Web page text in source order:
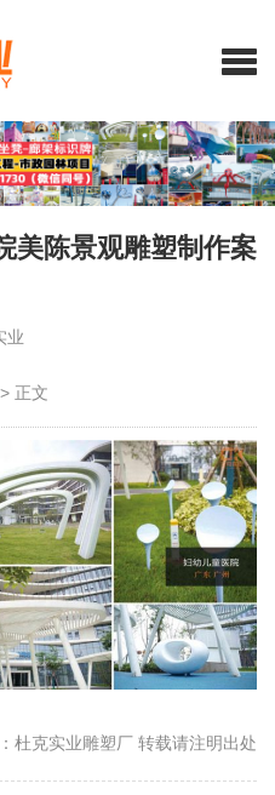
美陈景观雕塑制作案
业
> 正文
杜克实业雕塑厂 转载请注明出处